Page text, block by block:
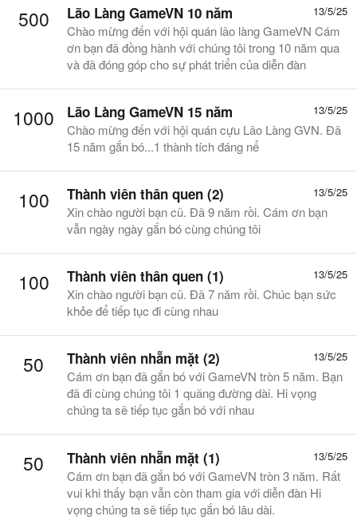
500 13/5/25
Lão Làng GameVN 10 năm
Chào mừng đến với hội quán lão làng GameVN Cám
ơn bạn đã đồng hành với chúng tôi trong 10 năm qua
và đã đóng góp cho sự phát triển của diễn đàn
1000 13/5/25
Lão Làng GameVN 15 năm
Chào mừng đến với hội quán cựu Lão Làng GVN. Đã
15 năm gắn bó...1 thành tích đáng nể
100 13/5/25
Thành viên thân quen (2)
Xin chào người bạn cũ. Đã 9 năm rồi. Cám ơn bạn
vẫn ngày ngày gắn bó cùng chúng tôi
100 13/5/25
Thành viên thân quen (1)
Xin chào người bạn cũ. Đã 7 năm rồi. Chúc bạn sức
khỏe để tiếp tục đi cùng nhau
50 13/5/25
Thành viên nhẵn mặt (2)
Cám ơn bạn đã gắn bó với GameVN tròn 5 năm. Bạn
đã đi cùng chúng tôi 1 quãng đường dài. Hi vọng
chúng ta sẽ tiếp tục gắn bó với nhau
50 13/5/25
Thành viên nhẵn mặt (1)
Cám ơn bạn đã gắn bó với GameVN tròn 3 năm. Rất
vui khi thấy bạn vẫn còn tham gia với diễn đàn Hi
vọng chúng ta sẽ tiếp tục gắn bó lâu dài.